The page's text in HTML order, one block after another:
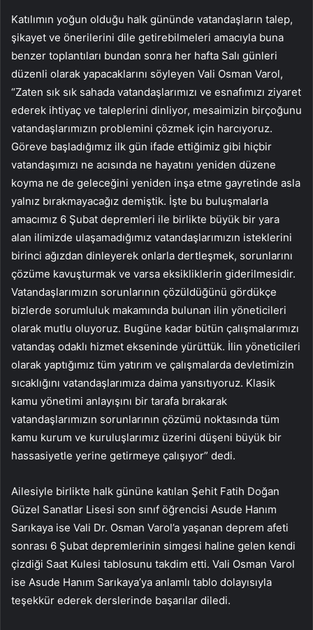
Katılımın yoğun olduğu halk gününde vatandaşların talep,
şikayet ve önerilerini dile getirebilmeleri amacıyla buna
benzer toplantıları bundan sonra her hafta Salı günleri
düzenli olarak yapacaklarını söyleyen Vali Osman Varol,
“Zaten sık sık sahada vatandaşlarımızı ve esnafımızı ziyaret
ederek ihtiyaç ve taleplerini dinliyor, mesaimizin birçoğunu
vatandaşlarımızın problemini çözmek için harcıyoruz.
Göreve başladığımız ilk gün ifade ettiğimiz gibi hiçbir
vatandaşımızı ne acısında ne hayatını yeniden düzene
koyma ne de geleceğini yeniden inşa etme gayretinde asla
yalnız bırakmayacağız demiştik. İşte bu buluşmalarla
amacımız 6 Şubat depremleri ile birlikte büyük bir yara
alan ilimizde ulaşamadığımız vatandaşlarımızın isteklerini
birinci ağızdan dinleyerek onlarla dertleşmek, sorunlarını
çözüme kavuşturmak ve varsa eksikliklerin giderilmesidir.
Vatandaşlarımızın sorunlarının çözüldüğünü gördükçe
bizlerde sorumluluk makamında bulunan ilin yöneticileri
olarak mutlu oluyoruz. Bugüne kadar bütün çalışmalarımızı
vatandaş odaklı hizmet ekseninde yürüttük. İlin yöneticileri
olarak yaptığımız tüm yatırım ve çalışmalarda devletimizin
sıcaklığını vatandaşlarımıza daima yansıtıyoruz. Klasik
kamu yönetimi anlayışını bir tarafa bırakarak
vatandaşlarımızın sorunlarının çözümü noktasında tüm
kamu kurum ve kuruluşlarımız üzerini düşeni büyük bir
hassasiyetle yerine getirmeye çalışıyor” dedi.
Ailesiyle birlikte halk gününe katılan Şehit Fatih Doğan
Güzel Sanatlar Lisesi son sınıf öğrencisi Asude Hanım
Sarıkaya ise Vali Dr. Osman Varol’a yaşanan deprem afeti
sonrası 6 Şubat depremlerinin simgesi haline gelen kendi
çizdiği Saat Kulesi tablosunu takdim etti. Vali Osman Varol
ise Asude Hanım Sarıkaya’ya anlamlı tablo dolayısıyla
teşekkür ederek derslerinde başarılar diledi.